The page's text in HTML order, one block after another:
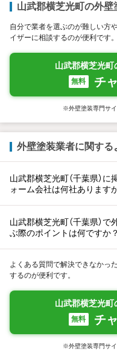
山武郡横芝光町の外
自分で業者を選ぶのが難しい方
イザーに相談するのが便利です。
山武郡横芝光
無料 チ
※外壁塗装専門サイ
外壁塗装業者に関する
山武郡横芝光町（千葉県）
ォーム会社は何社あります
山武郡横芝光町（千葉県）
ぶ際のポイントは何ですか？
よくある質問で解決できなかっ
するのが便利です。
山武郡横芝光
無料 チ
※外壁塗装専門サイ